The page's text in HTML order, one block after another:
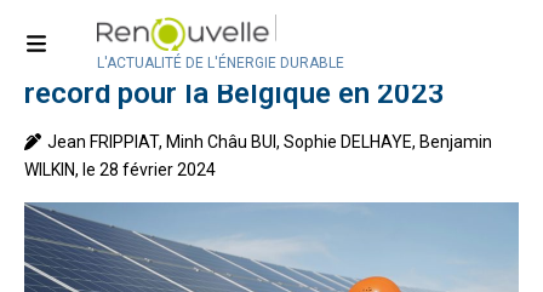
L'ACTUALITÉ DE L'ÉNERGIE DURABLE
Installations photovoltaïques : un
record pour la Belgique en 2023
Jean FRIPPIAT, Minh Châu BUI, Sophie DELHAYE, Benjamin
WILKIN, le 28 février 2024